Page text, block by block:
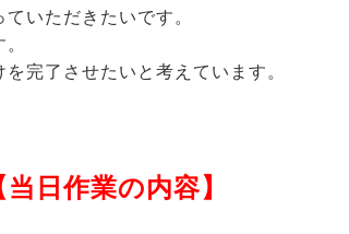
いただきたいです。
完了させたいと考えています。
当日作業の内容】